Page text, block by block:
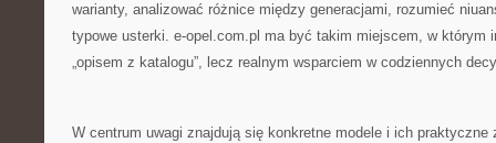
warianty, analizować różnice między generacjami, rozumieć
typowe usterki. e-opel.com.pl ma być takim miejscem, w którym
„opisem z katalogu”, lecz realnym wsparciem w codziennych
W centrum uwagi znajdują się konkretne modele i ich praktyczne